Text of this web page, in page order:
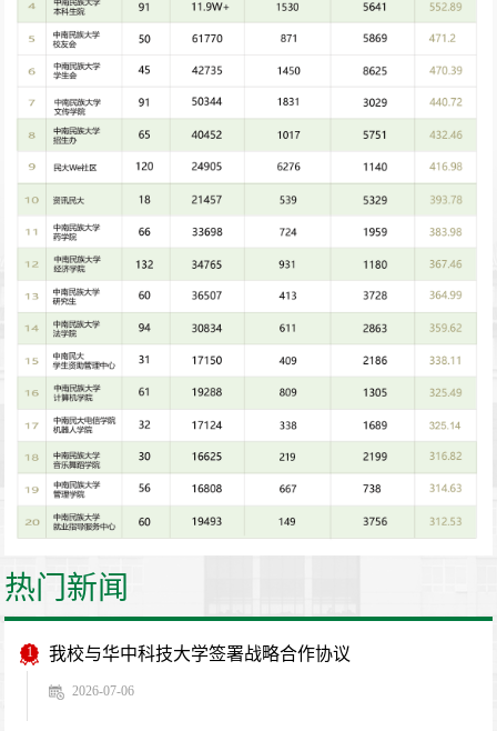
热门新闻
1 我校与华中科技大学签署战略合作协议
2026-07-06